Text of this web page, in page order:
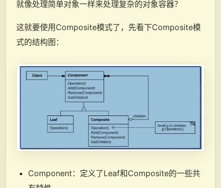
就像处理简单对象一样来处理复杂的对象容器？
这就要使用Composite模式了，先看下Composite模
式的结构图：
Component：定义了Leaf和Composite的一些共